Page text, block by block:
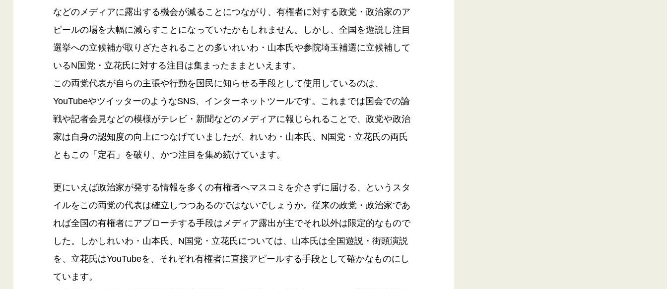
などのメディアに露出する機会が減ることにつながり、有権者に対する政党・政治家のア
ピールの場を大幅に減らすことになっていたかもしれません。しかし、全国を遊説し注目
選挙への立候補が取りざたされることの多いれいわ・山本氏や参院埼玉補選に立候補して
いるN国党・立花氏に対する注目は集まったままといえます。
この両党代表が自らの主張や行動を国民に知らせる手段として使用しているのは、
YouTubeやツイッターのようなSNS、インターネットツールです。これまでは国会での論
戦や記者会見などの模様がテレビ・新聞などのメディアに報じられることで、政党や政治
家は自身の認知度の向上につなげていましたが、れいわ・山本氏、N国党・立花氏の両氏
ともこの「定石」を破り、かつ注目を集め続けています。
更にいえば政治家が発する情報を多くの有権者へマスコミを介さずに届ける、というスタ
イルをこの両党の代表は確立しつつあるのではないでしょうか。従来の政党・政治家であ
れば全国の有権者にアプローチする手段はメディア露出が主でそれ以外は限定的なもので
した。しかしれいわ・山本氏、N国党・立花氏については、山本氏は全国遊説・街頭演説
を、立花氏はYouTubeを、それぞれ有権者に直接アピールする手段として確かなものにし
ています。